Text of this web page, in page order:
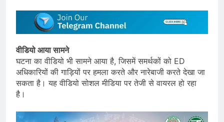
वीडियो आया सामने
घटना का वीडियो भी सामने आया है, जिसमें समर्थकों को ED
अधिकारियों की गाड़ियों पर हमला करते और नारेबाजी करते देखा जा
सकता है। यह वीडियो सोशल मीडिया पर तेजी से वायरल हो रहा
है।